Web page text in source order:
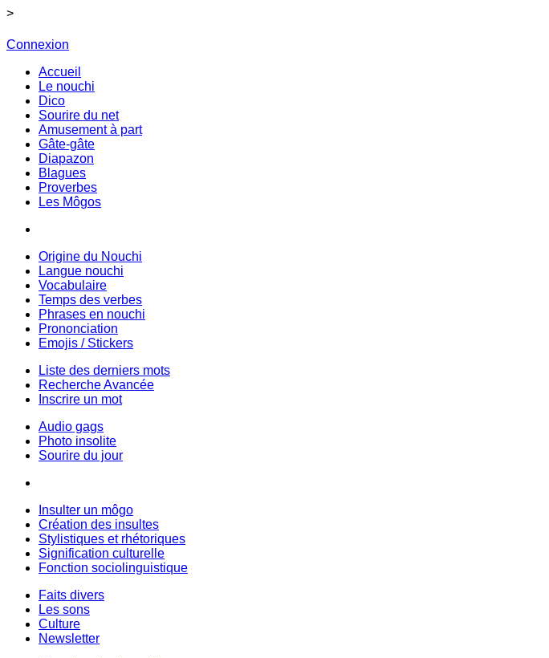
>
Connexion
Accueil
Le nouchi
Dico
Sourire du net
Amusement à part
Gâte-gâte
Diapazon
Blagues
Proverbes
Les Môgos
Origine du Nouchi
Langue nouchi
Vocabulaire
Temps des verbes
Phrases en nouchi
Prononciation
Emojis / Stickers
Liste des derniers mots
Recherche Avancée
Inscrire un mot
Audio gags
Photo insolite
Sourire du jour
Insulter un môgo
Création des insultes
Stylistiques et rhétoriques
Signification culturelle
Fonction sociolinguistique
Faits divers
Les sons
Culture
Newsletter